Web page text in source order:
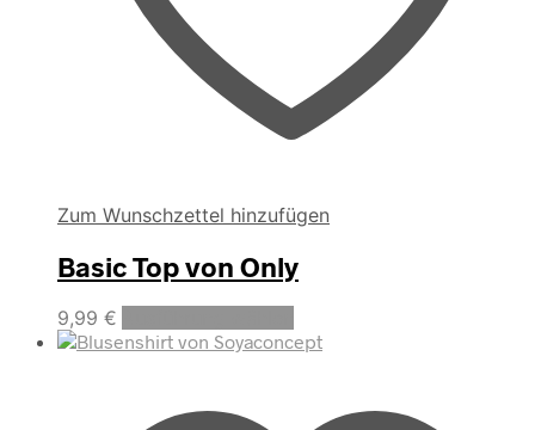
Zum Wunschzettel hinzufügen
Basic Top von Only
9,99 €
Produkt
Varianten